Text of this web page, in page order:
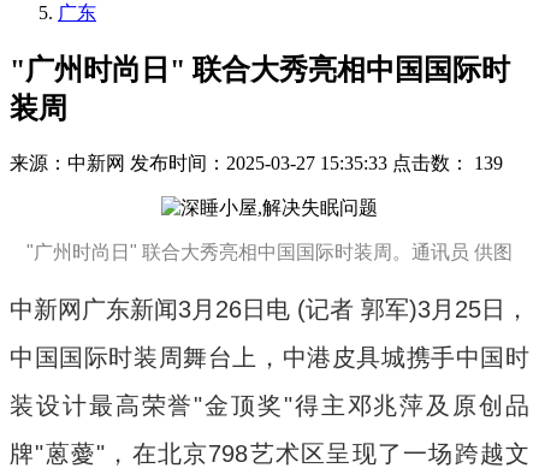
广东
"广州时尚日" 联合大秀亮相中国国际时
装周
来源：中新网 发布时间：2025-03-27 15:35:33 点击数： 139
"广州时尚日" 联合大秀亮相中国国际时装周。通讯员 供图
中新网广东新闻3月26日电 (记者 郭军)3月25日，
中国国际时装周舞台上，中港皮具城携手中国时
装设计最高荣誉"金顶奖"得主邓兆萍及原创品
牌"蒽薆"，在北京798艺术区呈现了一场跨越文